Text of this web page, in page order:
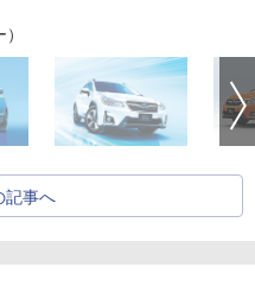
記事へ